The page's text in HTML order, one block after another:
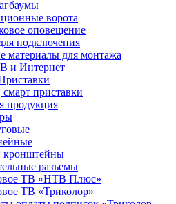
ворота
оповещение
подключения
материалы для монтажа
и Интернет
приставки
продукция
кронштейны
разъемы
ТВ «НТВ Плюс»
ТВ «Триколор»